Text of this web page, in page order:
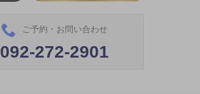
ご予約・お問い合わせ
092-272-2901